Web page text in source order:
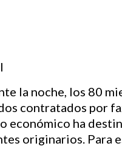
la noche, los 80
contratados por
económico ha
originarios. Para